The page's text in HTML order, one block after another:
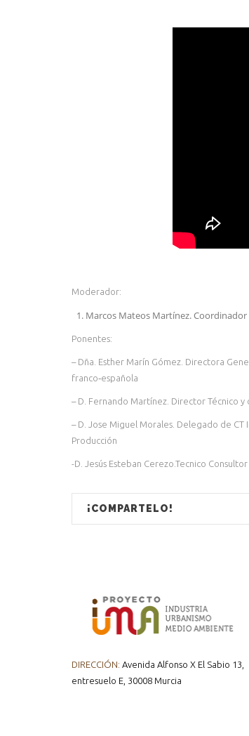
Moderador:
Marcos Mateos Martínez.
Ponentes:
– Dña. Esther Marín Gómez. Directora
franco‐española
– D. Fernando Martínez. Director Técnico y
– D. Jose Miguel Morales. Delegado de
Producción
-D. Jesús Esteban Cerezo.Tecnico
¡COMPARTELO!
DIRECCIÓN: Avenida Alfonso X El Sabio 13,
entresuelo E, 30008 Murcia